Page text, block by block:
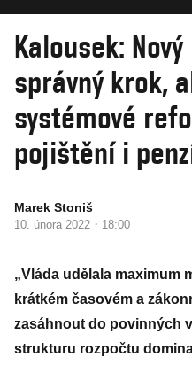
Kalousek:
správný krok,
systémové
pojištění i
Marek Stoniš
10. února 2022 · 18:00
„Vláda udělala maximum
krátkém časovém a
zasáhnout do povinných
strukturu rozpočtu